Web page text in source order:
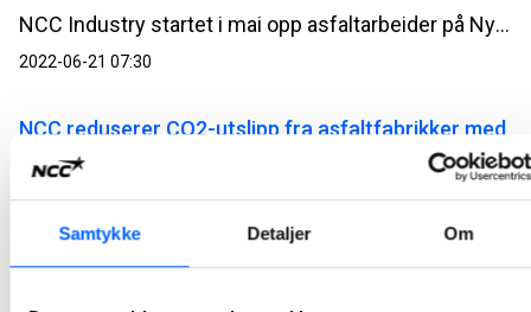
Samtykke Detaljer Om
NCC Industry startet i mai opp asfaltarbeider på Nye Veier-prosjektet E6 Kvithammar – Åsen. Totalt skal det legges 200 000 tonn asfalt på den 19 kilometer lange veistrekningen.
2022-06-21 07:30
NCC reduserer CO2-utslipp fra asfaltfabrikker med
80 prosent
NCC Industry bygger om to asfaltfabrikker og tar i bruk trepellets som fyringskilde i asfaltproduksjon. Ut fra planlagt produksjon ved de to fabrikkene, estimeres en CO2-reduksjon på nærmere 4 200 tonn CO2, som tilsvarer nærmere 80 prosent reduksjon av utslippet.
2022-06-08 11:25